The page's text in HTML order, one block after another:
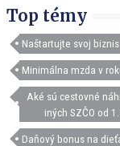
Top témy
Naštartujte svoj biznis
Minimálna mzda v
Aké sú cestovné
iných SZČO od
Daňový bonus na